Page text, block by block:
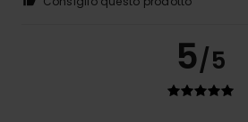
5/5